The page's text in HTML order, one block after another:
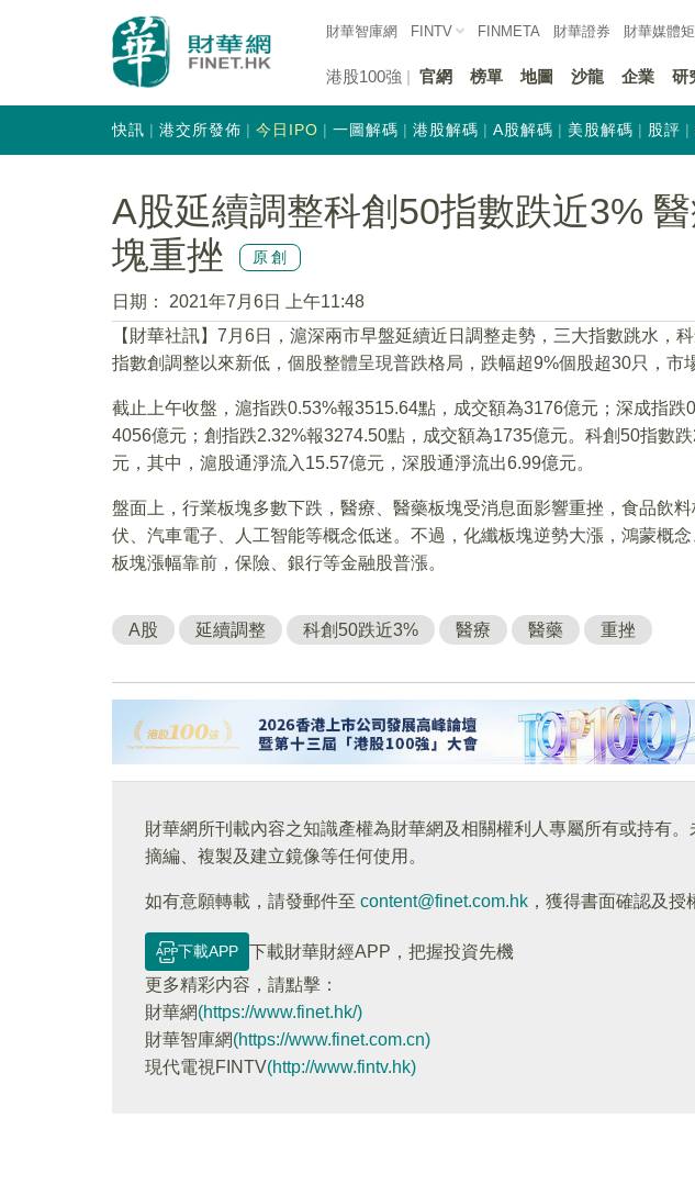
財華智庫網 FINTV FINMETA 財華證券 財華媒體
港股100強 官網 榜單 地圖 沙龍 企業 研
快訊 港交所發佈 今日IPO 一圖解碼 港股解碼 A股解碼 美股解碼 股評
A股延續調整科創50指數跌近3%
塊重挫
原創
日期：
2021年7月6日 上午11:48
【財華社訊】7月6日，滬深兩市早盤延續近日調整走勢，三大指數跳水，
指數創調整以來新低，個股整體呈現普跌格局，跌幅超9%個股超30只，市
截止上午收盤，滬指跌0.53%報3515.64點，成交額為3176億元；深成指跌
4056億元；創指跌2.32%報3274.50點，成交額為1735億元。科創50指數
元，其中，滬股通淨流入15.57億元，深股通淨流出6.99億元。
盤面上，行業板塊多數下跌，醫療、醫藥板塊受消息面影響重挫，食品飲
伏、汽車電子、人工智能等概念低迷。不過，化纖板塊逆勢大漲，鴻蒙概
板塊漲幅靠前，保險、銀行等金融股普漲。
A股 延續調整 科創50跌近3% 醫療 醫藥 重挫
財華網所刊載內容之知識產權為財華網及相關權利人專屬所有或持有。
摘編、複製及建立鏡像等任何使用。
如有意願轉載，請發郵件至 content@finet.com.hk ，獲得書面確認及授
下載APP
下載財華財經APP，把握投資先機
更多精彩内容，請點擊：
財華網(https://www.finet.hk/)
財華智庫網(https://www.finet.com.cn)
現代電視FINTV(http://www.fintv.hk)